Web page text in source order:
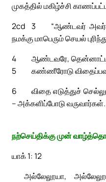
முகத்தில் மகிழ்ச்சி
2cd
“ஆண்டவர்
3
நமக்கு மாபெரும் செயல்
4
ஆண்டவரே,
5
கண்ணீரோடு
6
விதை எடுத்துச்
– அக்களிப்போடு
நற்செய்திக்கு முன்
யாக் 1: 12
அல்லேலூயா,